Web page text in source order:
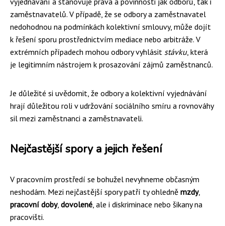
zaměstnavatelů. V případě, že se odbory a zaměstnavatel
nedohodnou na podmínkách kolektivní smlouvy, může dojít
k řešení sporu prostřednictvím mediace nebo arbitráže. V
extrémních případech mohou odbory vyhlásit stávku, která
je legitimním nástrojem k prosazování zájmů zaměstnanců.
Je důležité si uvědomit, že odbory a kolektivní vyjednávání
hrají důležitou roli v udržování sociálního smíru a rovnováhy
sil mezi zaměstnanci a zaměstnavateli.
Nejčastější spory a jejich řešení
V pracovním prostředí se bohužel nevyhneme občasným
neshodám. Mezi nejčastější spory patří ty ohledně mzdy,
pracovní doby, dovolené , ale i diskriminace nebo šikany na
pracovišti.